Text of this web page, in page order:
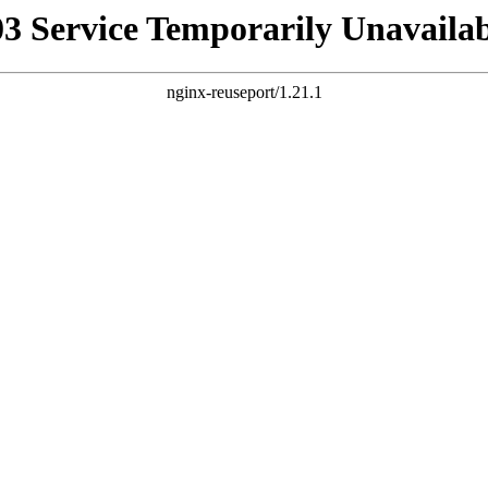
Service Temporarily
nginx-reuseport/1.21.1